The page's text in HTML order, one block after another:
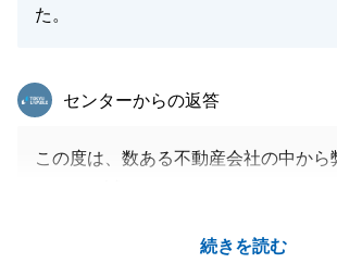
た。
続きを読む
東急リバブル
センターからの返答
この度は、数ある不動産会社の中から
物件との比較提案が不足しており、K